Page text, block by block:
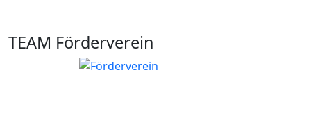
TEAM Förderverein